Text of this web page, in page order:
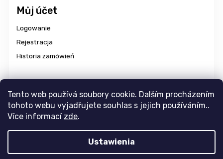
Tento web používá soubory cookie. Dalším procházením
tohoto webu vyjadřujete souhlas s jejich používáním..
Více informací zde.
Ustawienia
Můj účet
Logowanie
Rejestracja
Historia zamówień
Edytuj ustawienia plików cookie